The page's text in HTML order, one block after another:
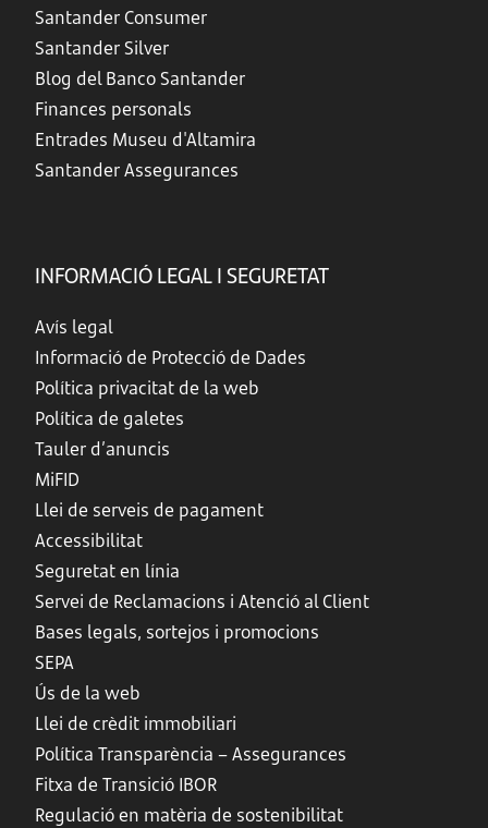
Santander Consumer
Santander Silver
Blog del Banco Santander
Finances personals
Entrades Museu d'Altamira
Santander Assegurances
INFORMACIÓ LEGAL I SEGURETAT
Avís legal
Informació de Protecció de Dades
Política privacitat de la web
Política de galetes
Tauler d’anuncis
MiFID
Llei de serveis de pagament
Accessibilitat
Seguretat en línia
Servei de Reclamacions i Atenció al Client
Bases legals, sortejos i promocions
SEPA
Ús de la web
Llei de crèdit immobiliari
Política Transparència – Assegurances
Fitxa de Transició IBOR
Regulació en matèria de sostenibilitat